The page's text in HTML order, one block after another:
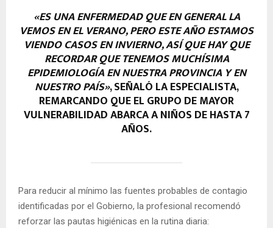
«ES UNA ENFERMEDAD QUE EN GENERAL LA
VEMOS EN EL VERANO, PERO ESTE AÑO ESTAMOS
VIENDO CASOS EN INVIERNO, ASÍ QUE HAY QUE
RECORDAR QUE TENEMOS MUCHÍSIMA
EPIDEMIOLOGÍA EN NUESTRA PROVINCIA Y EN
NUESTRO PAÍS», SEÑALÓ LA ESPECIALISTA,
REMARCANDO QUE EL GRUPO DE MAYOR
VULNERABILIDAD ABARCA A NIÑOS DE HASTA 7
AÑOS.
Para reducir al mínimo las fuentes probables de contagio
identificadas por el Gobierno, la profesional recomendó
reforzar las pautas higiénicas en la rutina diaria: